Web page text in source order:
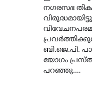
നഗരസഭ
ബി.ജെ.പി.
യോഗം
പറഞ്ഞു.…